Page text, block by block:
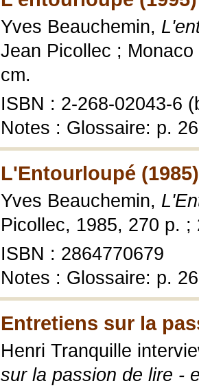
Yves Beauchemin,
Jean Picollec ;
cm.
ISBN : 2-268-02043-6
Notes : Glossaire: p.
L'Entourloupé (1985)
Yves Beauchemin,
Picollec, 1985, 270 p. ;
ISBN : 2864770679
Notes : Glossaire: p.
Entretiens sur la
Henri Tranquille
sur la passion de lire -